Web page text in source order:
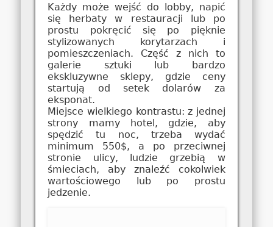
Każdy może wejść do lobby, napić
się herbaty w restauracji lub po
prostu pokręcić się po pięknie
stylizowanych korytarzach i
pomieszczeniach. Część z nich to
galerie sztuki lub bardzo
ekskluzywne sklepy, gdzie ceny
startują od setek dolarów za
eksponat.
Miejsce wielkiego kontrastu: z jednej
strony mamy hotel, gdzie, aby
spędzić tu noc, trzeba wydać
minimum 550$, a po przeciwnej
stronie ulicy, ludzie grzebią w
śmieciach, aby znaleźć cokolwiek
wartościowego lub po prostu
jedzenie.